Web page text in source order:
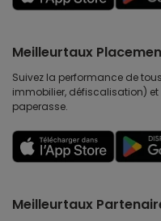
Meilleurtaux
Suivez la performance de
immobilier, défiscalisation)
paperasse.
Meilleurtaux